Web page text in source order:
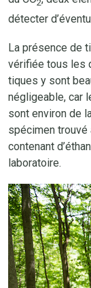
2
détecter
La présence de
vérifiée tous les
tiques y sont
négligeable, car
sont environ de
spécimen
contenant
laboratoire.